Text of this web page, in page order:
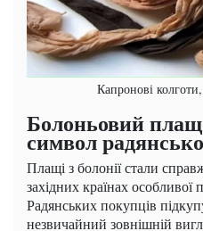
Капронові
Болоньовий
символ
Плащі з болонії стали
західних країнах особливої
Радянських покупців
незвичайний зовнішній